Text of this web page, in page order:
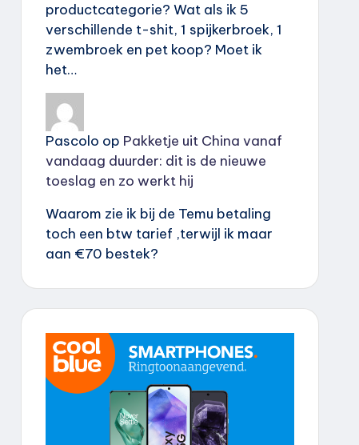
productcategorie? Wat als ik 5
verschillende t-shit, 1 spijkerbroek, 1
zwembroek en pet koop? Moet ik
het…
Pascolo op Pakketje uit China vanaf
vandaag duurder: dit is de nieuwe
toeslag en zo werkt hij
Waarom zie ik bij de Temu betaling
toch een btw tarief ,terwijl ik maar
aan €70 bestek?